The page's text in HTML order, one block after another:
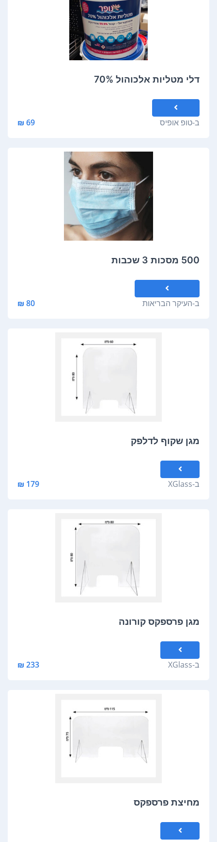
דלי מטליות אלכוהול 70%
ב-טופ אופיס 69 ₪
500 מסכות 3 שכבות
ב-העיקר הבריאות 80 ₪
מגן שקוף לדלפק
ב-XGlass
179 ₪
מגן פרספקס קורונה
ב-XGlass
233 ₪
מחיצת פרספקס